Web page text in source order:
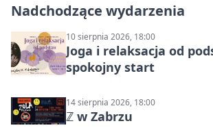
Nadchodzące wydarzenia
10 sierpnia 2026, 18:00
Joga i relaksacja od
spokojny start
14 sierpnia 2026, 18:00
ℤ w Zabrzu